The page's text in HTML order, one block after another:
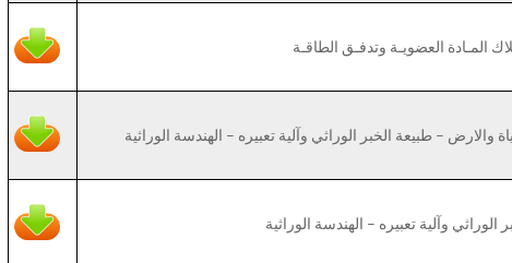
المـادة العضويـة وتدفـق الطاقـة
– طبيعة الخبر الوراثي وآلية تعبيره – الهندسة الوراثية
وآلية تعبيره – الهندسة الوراثية